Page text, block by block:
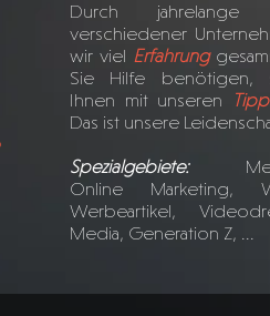
Durch jahrelange
verschiedener
wir viel Erfahrung
Sie Hilfe benötigen,
Ihnen mit unseren
Das ist unsere
Spezialgebiete:
Online Marketing,
Werbeartikel,
Media, Generation Z, ...